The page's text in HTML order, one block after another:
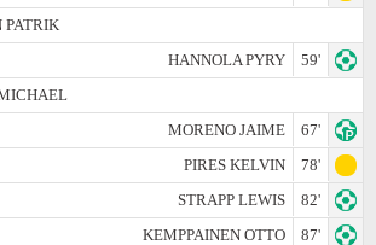
PATRIK
HANNOLA PYRY
59'
MORENO JAIME
67'
PIRES KELVIN
78'
STRAPP LEWIS
82'
KEMPPAINEN OTTO
87'